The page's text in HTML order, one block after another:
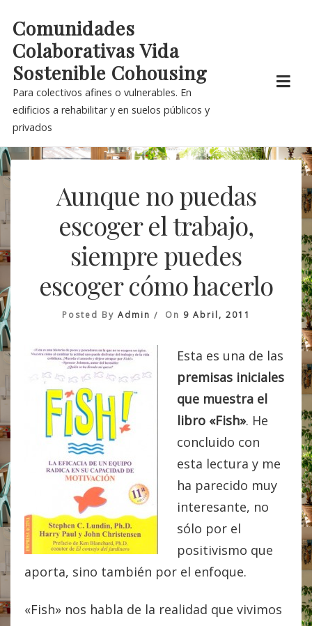
content
Comunidades
Colaborativas Vida
Sostenible Cohousing
Para colectivos afines o vulnerables. En
edificios a rehabilitar y en suelos públicos y
privados
Aunque no puedas
escoger el trabajo,
siempre puedes
escoger cómo hacerlo
Posted By Admin On 9 Abril, 2011
Esta es una de las
premisas iniciales
que muestra el
libro «Fish». He
concluido con
esta lectura y me
ha parecido muy
interesante, no
sólo por el
positivismo que
aporta, sino también por el enfoque.
«Fish» nos habla de la realidad que vivimos